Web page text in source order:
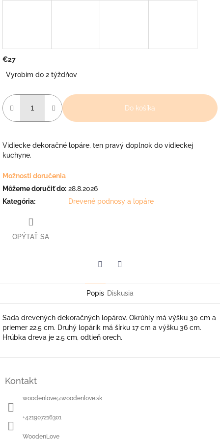
€27
cena:
Vyrobím do 2 týždňov
Do košíka
Vidiecke dekoračné lopáre, ten pravý doplnok do vidieckej
kuchyne.
Možnosti doručenia
Môžeme doručiť do: 28.8.2026
Kategória: Drevené podnosy a lopáre
OPÝTAŤ SA
Popis Diskusia
Sada drevených dekoračných lopárov. Okrúhly má výšku 30 cm a
priemer 22,5 cm. Druhý lopárik má šírku 17 cm a výšku 36 cm.
Hrúbka dreva je 2,5 cm, odtieň orech.
Kontakt
woodenlove@woodenlove.sk
+421907216301
WoodenLove